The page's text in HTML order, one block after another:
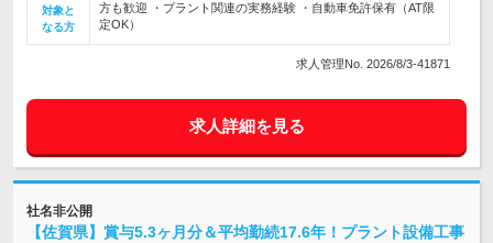
対象と
なる方
方も歓迎 ・プラント関連の実務経験 ・自動車免許保有（AT限
定OK）
求人管理No. 2026/8/3-41871
求人詳細を見る
社名非公開
【佐賀県】賞与5.3ヶ月分＆平均勤続17.6年！プラント設備工事